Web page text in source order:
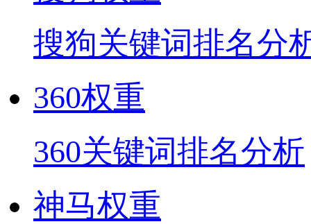
搜狗关键词排名分
360权重
360关键词排名分析
神马权重